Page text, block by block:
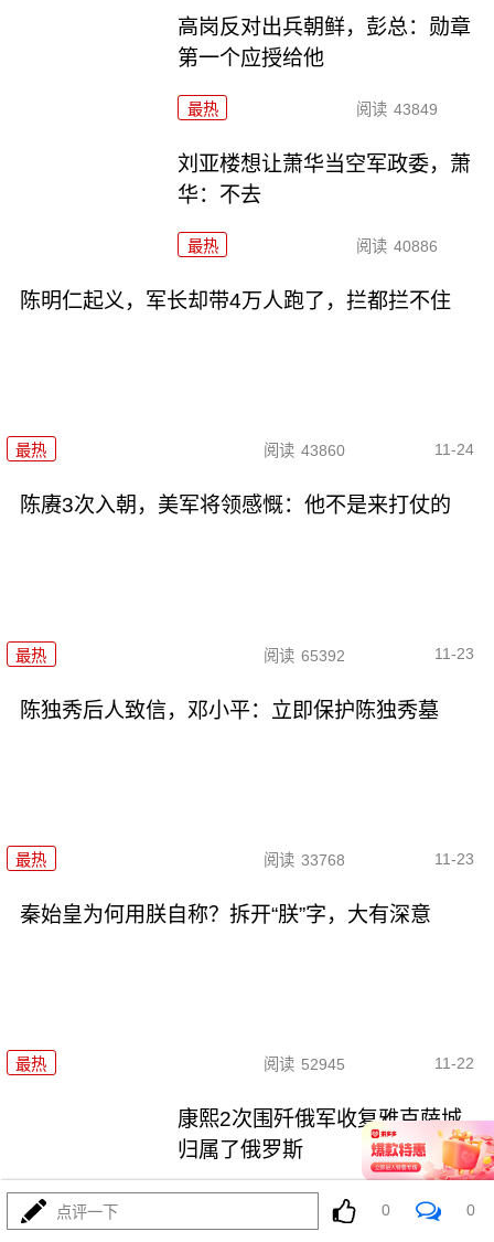
高岗反对出兵朝鲜，彭总：勋章
第一个应授给他
最热 阅读 43849
刘亚楼想让萧华当空军政委，萧
华：不去
最热 阅读 40886
陈明仁起义，军长却带4万人跑了，拦都拦不住
最热 阅读 43860 11-24
陈赓3次入朝，美军将领感慨：他不是来打仗的
最热 阅读 65392 11-23
陈独秀后人致信，邓小平：立即保护陈独秀墓
最热 阅读 33768 11-23
秦始皇为何用朕自称？拆开“朕”字，大有深意
最热 阅读 52945 11-22
康熙2次围歼俄军收复雅克萨城，
归属了俄罗斯
阅读 46294
点评一下 0 0